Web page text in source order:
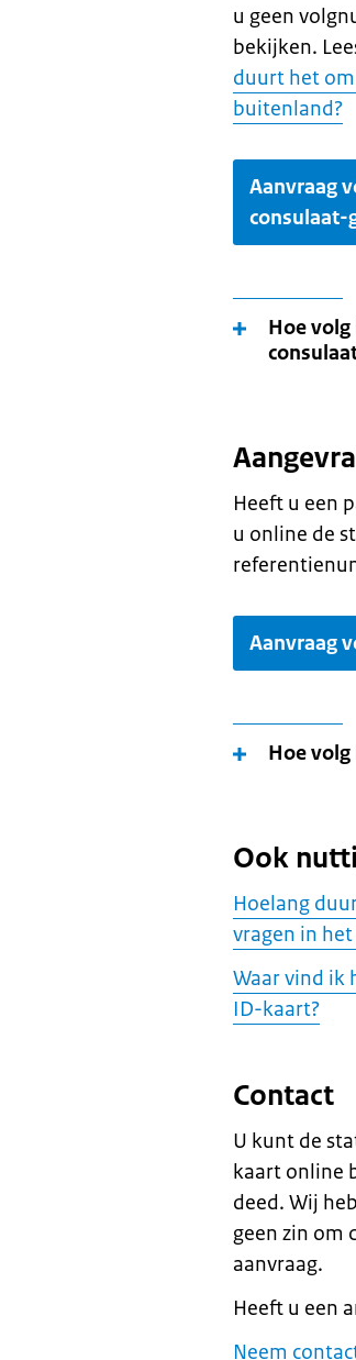
u geen
bekijken.
duurt het
buitenland?
Aanvraag
consulaat-
Hoe
Heeft u een
u online de
Aanvraag
Hoe volg
Ook
Hoelang
vragen in
Waar vind ik
ID-kaart?
Contact
U kunt de
kaart online
deed. Wij
geen zin om
aanvraag.
Heeft u een
Neem